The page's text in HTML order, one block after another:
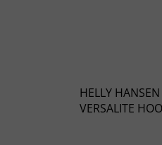
HELLY
VERSALITE